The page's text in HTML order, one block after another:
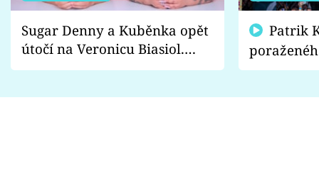
Sugar Denny a Kuběnka opět
útočí na Veronicu Biasiol.
Proč je podle nich falešná a
fanoušci